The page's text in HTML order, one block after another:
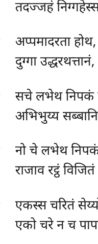
तदज्जहं
अप्पमादरता
दुग्गा
सचे लभेथ निपकं
अभिभुय्य
नोचे लभेथ निपकं
राजाव रट्ठं
एकस्स चरितं
एको चरे न च